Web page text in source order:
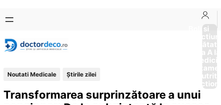
conținut
content
Boli si
Afectiuni
Sănătate
de la A
Noutati Medicale Știrile zilei
Transformarea surprinzătoare a unui